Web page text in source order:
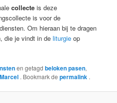
collecte is deze
is voor de
Om hieraan bij te dragen
die je vindt in deliturgie op
en getagdbeloken pasen,
Marcel . Bookmark depermalink .